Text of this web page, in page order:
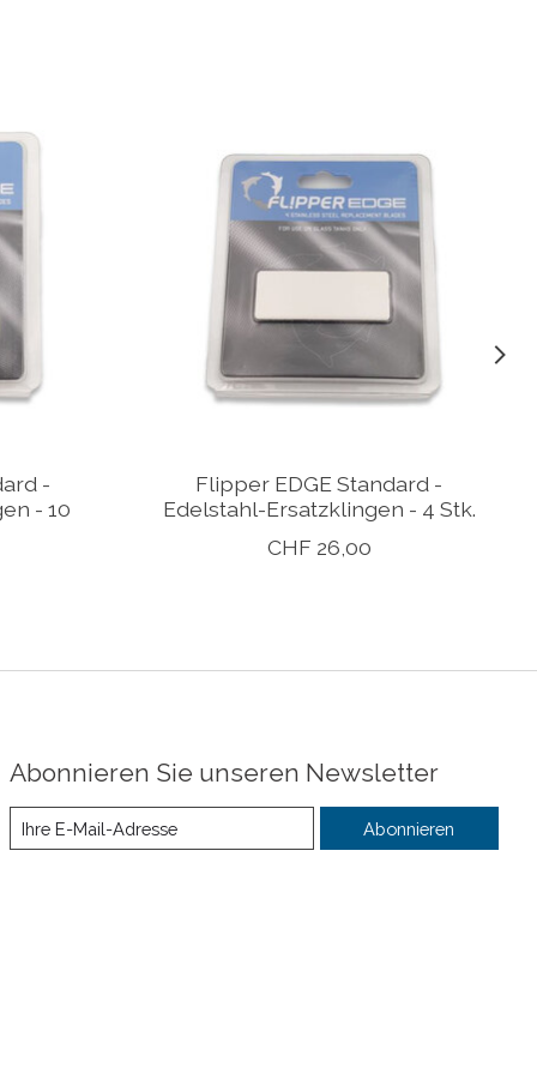
-
- 10
Flipper EDGE Standard -
Edelstahl-Ersatzklingen - 4 Stk.
CHF 26,00
Abonnieren Sie unseren Newsletter
Abonnieren